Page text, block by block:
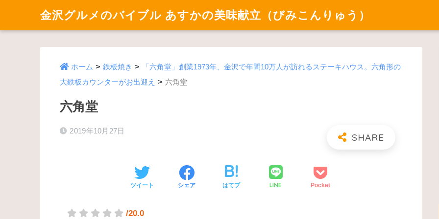
金沢グルメのバイブル あすかの美味献立（びみこんりゅう）
ホーム > 鉄板焼き >
「六角堂」創業1973年、金沢で年間10万人が訪れるステーキハウス。六角形の
大鉄板カウンターがお出迎え
> 六角堂
六角堂
2019年10月27日
ツイート シェア はてブ LINE Pocket
/20.0